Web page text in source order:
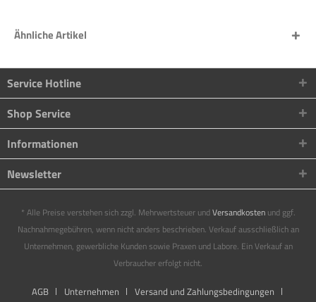
Ähnliche Artikel
Service Hotline
Shop Service
Informationen
Newsletter
* Alle Preise verstehen sich zzgl. Mehrwertsteuer undVersandkostenund ggf.
Nachnahmegebühren, wenn nicht anders beschrieben. Verkauf ausschließlich an
Unternehmen, gewerbliche Kunden sowie Praxen und Labore. Ein Verkauf an
Verbraucher erfolgt nicht.
AGB Unternehmen Versand und Zahlungsbedingungen